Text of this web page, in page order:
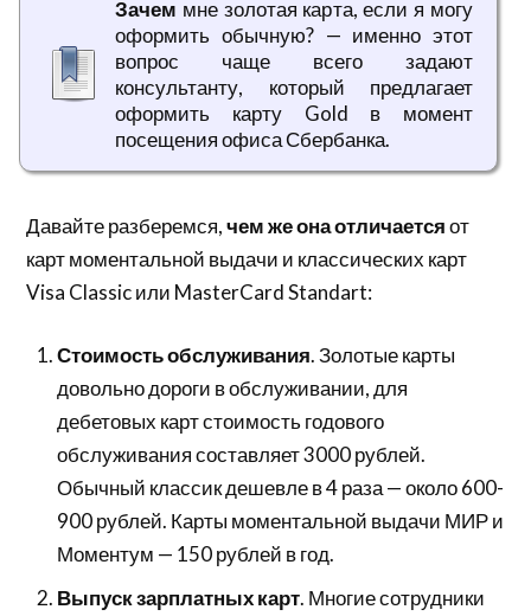
Зачем мне золотая карта, если я могу
оформить обычную? — именно этот
вопрос чаще всего задают
консультанту, который предлагает
оформить карту Gold в момент
посещения офиса Сбербанка.
Давайте разберемся,чем же она отличаетсяот
карт моментальной выдачи и классических карт
Visa Classic или MasterCard Standart:
Стоимость обслуживания. Золотые карты
довольно дороги в обслуживании, для
дебетовых карт стоимость годового
обслуживания составляет 3000 рублей.
Обычный классик дешевле в 4 раза — около 600-
900 рублей. Карты моментальной выдачи МИР и
Моментум — 150 рублей в год.
Выпуск зарплатных карт. Многие сотрудники